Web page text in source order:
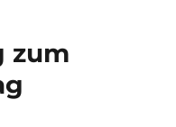
zum